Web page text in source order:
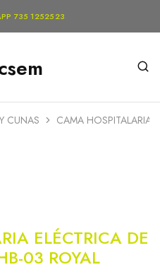
735 1252523
CUNAS CAMA HOSPITALARIA
ELÉCTRICA DE
03 ROYAL